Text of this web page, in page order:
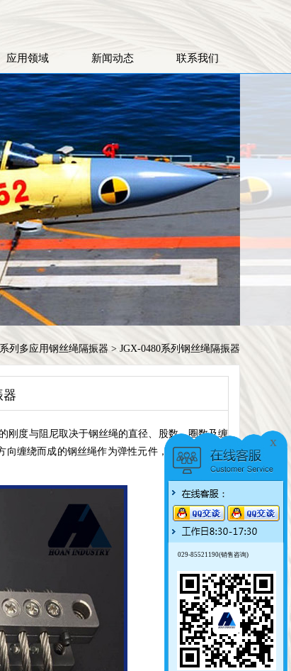
应用领域 新闻动态 联系我们
列多应用钢丝绳隔振器 > JGX-0480系列钢丝绳隔振器
器
刚度与阻尼取决于钢丝绳的直径、股数、圈数及缠
缠绕而成的钢丝绳作为弹性元件，具有明显的迟
x
029-85521190(销售咨询)